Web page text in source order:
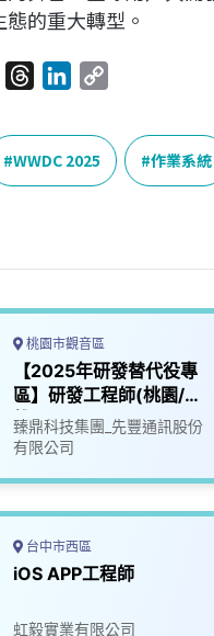
的重大轉型。
r
e
a
n
k
e
n
y
k
WWDC 2025 作業系統
桃園市觀音區
【2025年研發替代役專
區】研發工程師(桃園/高
雄)
臻鼎科技集團_先豐通訊股份
有限公司
台中市西區
iOS APP工程師
虹毅實業有限公司